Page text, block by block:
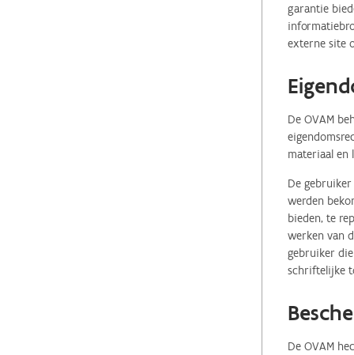
garantie
externe site
De OVAM
materiaal en
De
werden
bieden, te
werken van
gebruiker
schriftelijke
De OVAM